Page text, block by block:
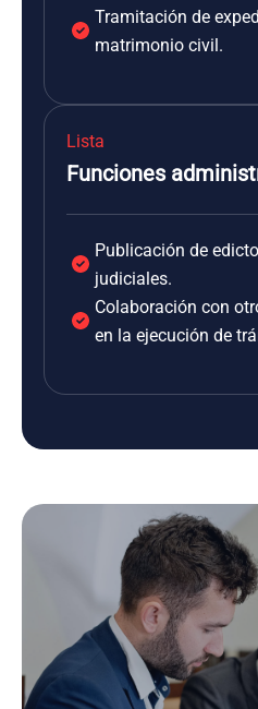
Tramitación de
matrimonio civil.
Lista
Funciones
Publicación de
judiciales.
Colaboración con
en la ejecución de